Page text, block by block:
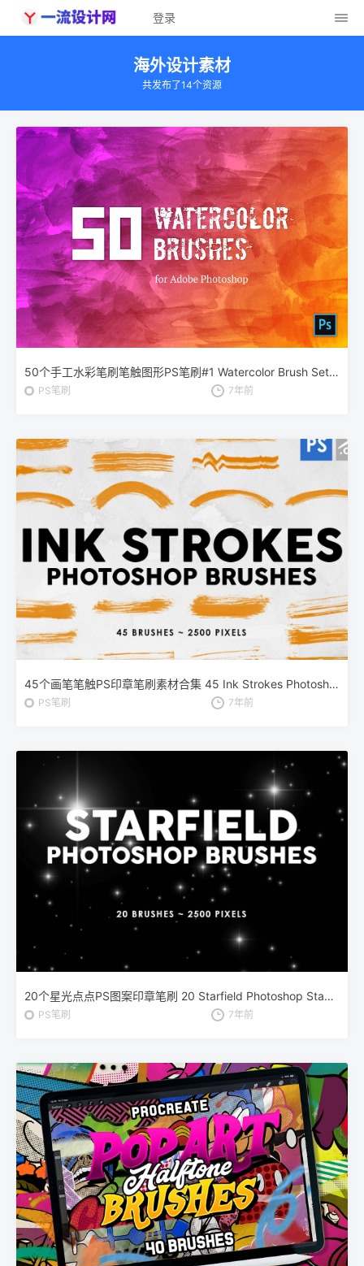
登录
海外设计素材
共发布了14个资源
50个手工水彩笔刷笔触图形PS笔刷#1 Watercolor Brush Set #1
PS笔刷 7年前
45个画笔笔触PS印章笔刷素材合集 45 Ink Strokes Photoshop Stamp Brushes
PS笔刷 7年前
20个星光点点PS图案印章笔刷 20 Starfield Photoshop Stamp Brushes
PS笔刷 7年前